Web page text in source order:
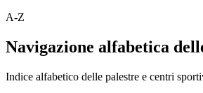
A-Z
Navigazione alfabetica
Indice alfabetico delle palestre e centri